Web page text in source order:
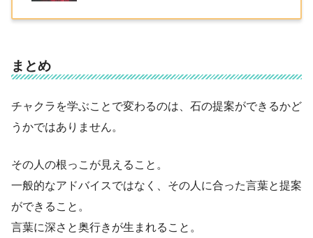
まとめ
チャクラを学ぶことで変わるのは、石の提案ができるかど
うかではありません。
その人の根っこが見えること。
一般的なアドバイスではなく、その人に合った言葉と提案
ができること。
言葉に深さと奥行きが生まれること。